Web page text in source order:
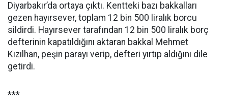
Diyarbakır’da ortaya çıktı. Kentteki bazı bakkalları
gezen hayırsever, toplam 12 bin 500 liralık borcu
sildirdi. Hayırsever tarafından 12 bin 500 liralık borç
defterinin kapatıldığını aktaran bakkal Mehmet
Kızılhan, peşin parayı verip, defteri yırtıp aldığını dile
getirdi.
***